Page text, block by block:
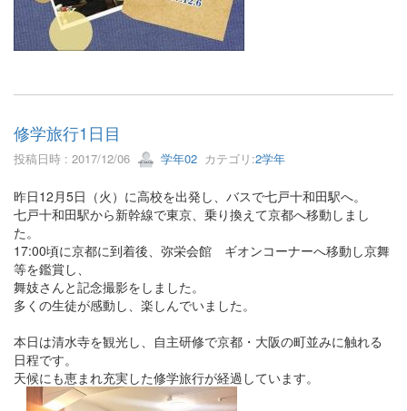
修学旅行1日目
投稿日時 : 2017/12/06 学年02 カテゴリ:2学年
昨日12月5日（火）に高校を出発し、バスで七戸十和田駅へ。
七戸十和田駅から新幹線で東京、乗り換えて京都へ移動しまし
た。
17:00頃に京都に到着後、弥栄会館 ギオンコーナーへ移動し京舞
等を鑑賞し、
舞妓さんと記念撮影をしました。
多くの生徒が感動し、楽しんでいました。
本日は清水寺を観光し、自主研修で京都・大阪の町並みに触れる
日程です。
天候にも恵まれ充実した修学旅行が経過しています。